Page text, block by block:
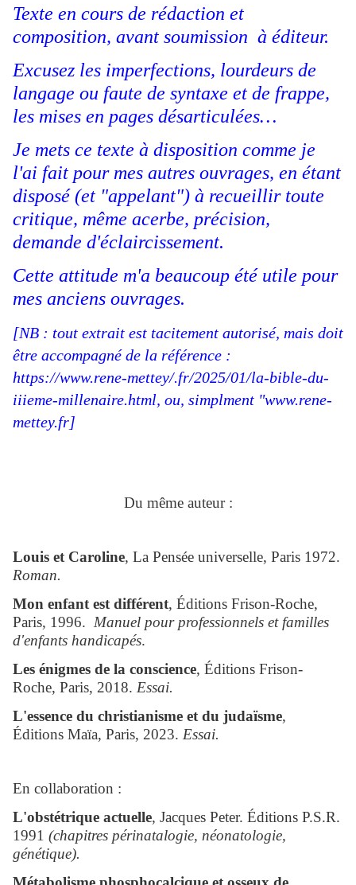
Texte en cours de rédaction et
composition, avant soumission à éditeur.
Excusez les imperfections, lourdeurs de
langage ou faute de syntaxe et de frappe,
les mises en pages désarticulées…
Je mets ce texte à disposition comme je
l'ai fait pour mes autres ouvrages, en étant
disposé (et "appelant") à recueillir toute
critique, même acerbe, précision,
demande d'éclaircissement.
Cette attitude m'a beaucoup été utile pour
mes anciens ouvrages.
[NB : tout extrait est tacitement autorisé, mais doit
être accompagné de la référence :
https://www.rene-mettey/.fr/2025/01/la-bible-du-
iiieme-millenaire.html, ou, simplment "www.rene-
mettey.fr]
Du même auteur :
Louis et Caroline, La Pensée universelle, Paris 1972.
Roman.
Mon enfant est différent, Éditions Frison-Roche,
Paris, 1996. Manuel pour professionnels et familles
d'enfants handicapés.
Les énigmes de la conscience, Éditions Frison-
Roche, Paris, 2018. Essai.
L'essence du christianisme et du judaïsme,
Éditions Maïa, Paris, 2023. Essai.
En collaboration :
L'obstétrique actuelle, Jacques Peter. Éditions P.S.R.
1991 (chapitres périnatalogie, néonatologie,
génétique).